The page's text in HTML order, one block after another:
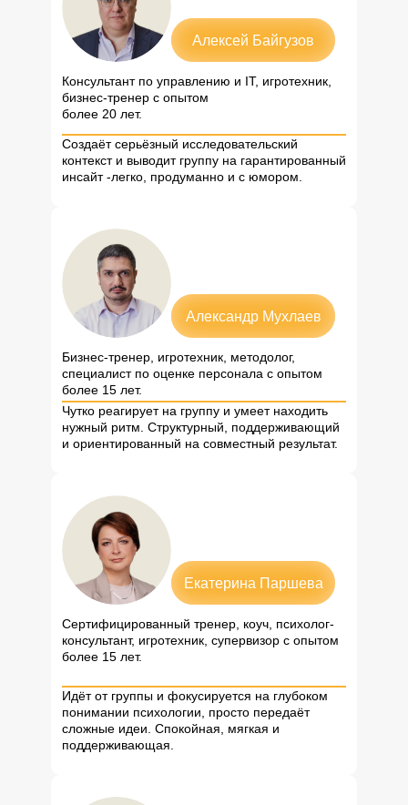
Алексей Байгузов
Консультант по управлению и ІТ, игротехник,
бизнес-тренер с опытом
более 20 лет.
Создаёт серьёзный исследовательский
контекст и выводит группу на гарантированный
инсайт -легко, продуманно и с юмором.
Александр Мухлаев
Бизнес-тренер, игротехник, методолог,
специалист по оценке персонала с опытом
более 15 лет.
Чутко реагирует на группу и умеет находить
нужный ритм. Структурный, поддерживающий
и ориентированный на совместный результат.
Екатерина Паршева
Сертифицированный тренер, коуч, психолог-
консультант, игротехник, супервизор с опытом
более 15 лет.
Идёт от группы и фокусируется на глубоком
понимании психологии, просто передаёт
сложные идеи. Спокойная, мягкая и
поддерживающая.